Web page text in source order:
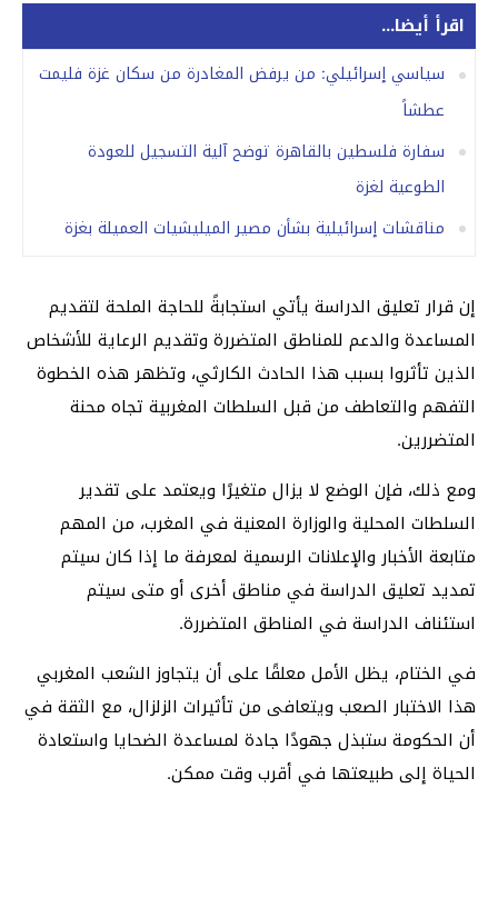
اقرأ أيضا...
سياسي إسرائيلي: من يرفض المغادرة من سكان غزة فليمت
عطشاً
سفارة فلسطين بالقاهرة توضح آلية التسجيل للعودة
الطوعية لغزة
مناقشات إسرائيلية بشأن مصير الميليشيات العميلة بغزة
إن قرار تعليق الدراسة يأتي استجابةً للحاجة الملحة لتقديم
المساعدة والدعم للمناطق المتضررة وتقديم الرعاية للأشخاص
الذين تأثروا بسبب هذا الحادث الكارثي، وتظهر هذه الخطوة
التفهم والتعاطف من قبل السلطات المغربية تجاه محنة
المتضررين.
ومع ذلك، فإن الوضع لا يزال متغيرًا ويعتمد على تقدير
السلطات المحلية والوزارة المعنية في المغرب، من المهم
متابعة الأخبار والإعلانات الرسمية لمعرفة ما إذا كان سيتم
تمديد تعليق الدراسة في مناطق أخرى أو متى سيتم
استئناف الدراسة في المناطق المتضررة.
في الختام، يظل الأمل معلقًا على أن يتجاوز الشعب المغربي
هذا الاختبار الصعب ويتعافى من تأثيرات الزلزال، مع الثقة في
أن الحكومة ستبذل جهودًا جادة لمساعدة الضحايا واستعادة
الحياة إلى طبيعتها في أقرب وقت ممكن.